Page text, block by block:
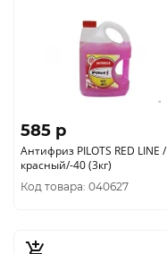
585 p
Антифриз PILOTS RED LINE /
красный/-40 (3кг)
Код товара: 040627